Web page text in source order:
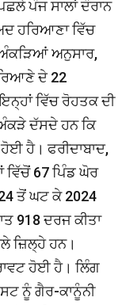
ਪੰਜ ਸਾਲਾਂ ਦੌਰਾਨ
ਹਰਿਆਣਾ ਵਿੱਚ
ਅੰਕੜਿਆਂ ਅਨੁਸਾਰ,
ਦੇ 22
ਵਿੱਚ ਰੋਹਤਕ ਦੀ
ਦੱਸਦੇ ਹਨ ਕਿ
ਹੈ। ਫਰੀਦਾਬਾਦ,
ਵਿੱਚੋਂ 67 ਪਿੰਡ ਘੋਰ
ਤੋਂ ਘਟ ਕੇ 2024
918 ਦਰਜ ਕੀਤਾ
ਜ਼ਿਲ੍ਹੇ ਹਨ।
ਹੋਈ ਹੈ। ਲਿੰਗ
ਨੂੰ ਗੈਰ-ਕਾਨੂੰਨੀ